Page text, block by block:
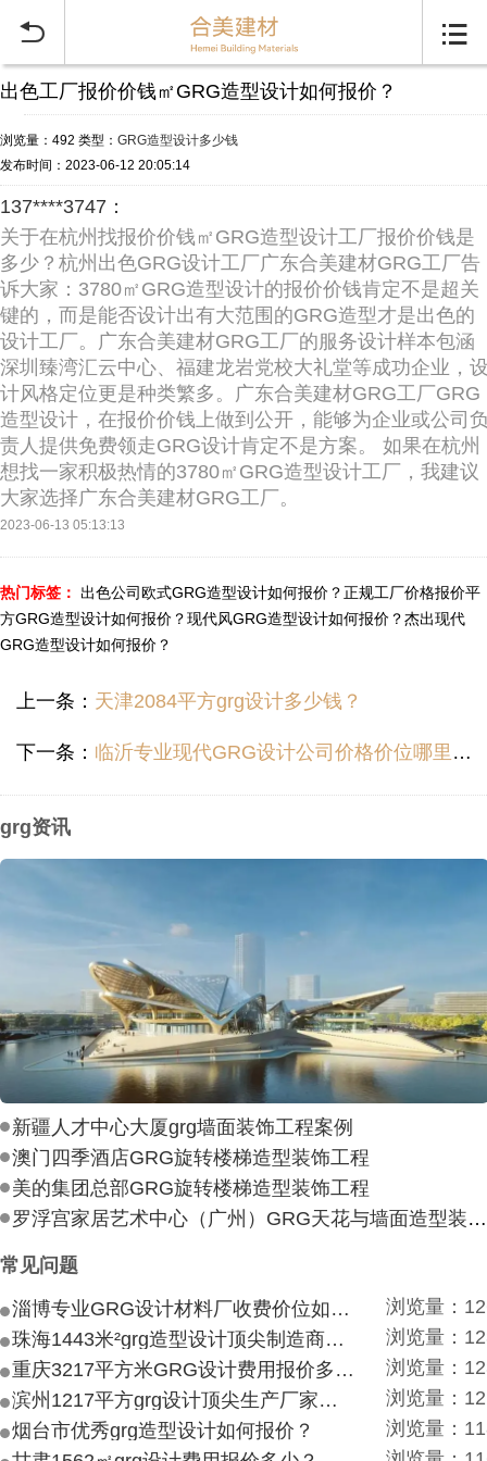
 
出色工厂报价价钱㎡GRG造型设计如何报价？
浏览量：492 类型： GRG造型设计多少钱
发布时间：2023-06-12 20:05:14
137****3747：
关于在杭州找报价价钱㎡GRG造型设计工厂报价价钱是
多少？杭州出色GRG设计工厂广东合美建材GRG工厂告
诉大家：3780㎡GRG造型设计的报价价钱肯定不是超关
键的，而是能否设计出有大范围的GRG造型才是出色的
设计工厂。广东合美建材GRG工厂的服务设计样本包涵
深圳臻湾汇云中心、福建龙岩党校大礼堂等成功企业，
计风格定位更是种类繁多。广东合美建材GRG工厂GRG
造型设计，在报价价钱上做到公开，能够为企业或公司
责人提供免费领走GRG设计肯定不是方案。 如果在杭州
想找一家积极热情的3780㎡GRG造型设计工厂，我建议
大家选择广东合美建材GRG工厂。
2023-06-13 05:13:13
热门标签： 出色公司欧式GRG造型设计如何报价？正规工厂价格报价平
方GRG造型设计如何报价？现代风GRG造型设计如何报价？杰出现代
GRG造型设计如何报价？
上一条： 天津2084平方grg设计多少钱？
下一条： 临沂专业现代GRG设计公司价格价位哪里便宜？
grg资讯
新疆人才中心大厦grg墙面装饰工程案例
澳门四季酒店GRG旋转楼梯造型装饰工程
美的集团总部GRG旋转楼梯造型装饰工程
罗浮宫家居艺术中心（广州）GRG天花与墙面造型装饰工程
常见问题
淄博专业GRG设计材料厂收费价位如何？
浏览量：
珠海1443米²grg造型设计顶尖制造商付费付费多少？
浏览量：
重庆3217平方米GRG设计费用报价多少？
浏览量：
滨州1217平方grg设计顶尖生产厂家价目如何？
浏览量：
烟台市优秀grg造型设计如何报价？
浏览量：